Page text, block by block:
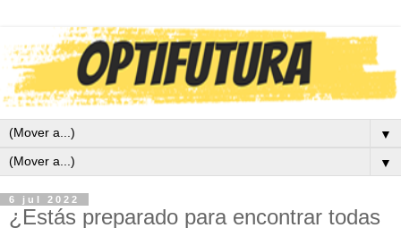
▼
▼
6 jul 2022
¿Estás preparado para encontrar todas